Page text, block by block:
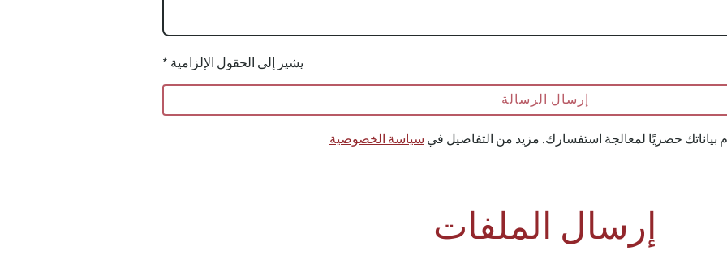
* يشير إلى الحقول الإلزامية
إرسال الرسالة
بياناتك حصريًا لمعالجة استفسارك. مزيد من التفاصيل في سياسة الخصوصية
إرسال الملفات